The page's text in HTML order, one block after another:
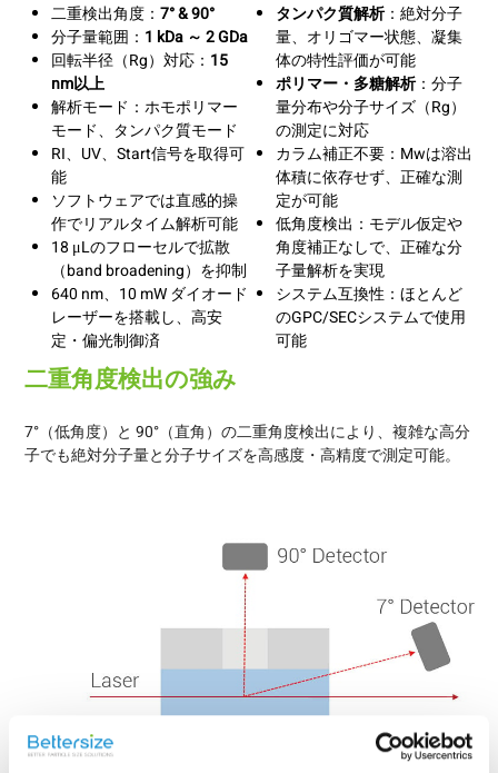
二重検出角度： 7° & 90°
分子量範囲： 1 kDa ～ 2 GDa
回転半径（Rg）対応： 15
nm以上
解析モード：ホモポリマー
モード、タンパク質モード
RI、UV、Start信号を取得可
能
ソフトウェアでは直感的操
作でリアルタイム解析可能
18 μLのフローセルで拡散
（band broadening）を抑制
640 nm、10 mW ダイオード
レーザーを搭載し、高安
定・偏光制御済
タンパク質解析：絶対分子
量、オリゴマー状態、凝集
体の特性評価が可能
ポリマー・多糖解析：分子
量分布や分子サイズ（Rg）
の測定に対応
カラム補正不要：Mwは溶出
体積に依存せず、正確な測
定が可能
低角度検出：モデル仮定や
角度補正なしで、正確な分
子量解析を実現
システム互換性：ほとんど
のGPC/SECシステムで使用
可能
二重角度検出の強み
7°（低角度）と 90°（直角）の二重角度検出により、複雑な高分
子でも絶対分子量と分子サイズを高感度・高精度で測定可能。